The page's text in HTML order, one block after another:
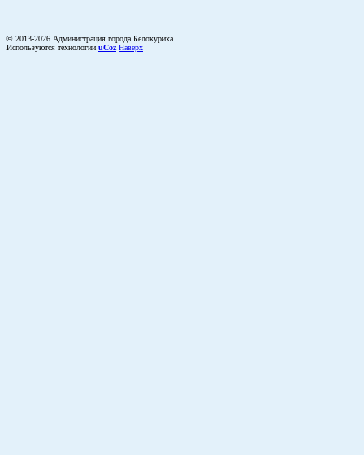
© 2013-2026 Администрация города Белокуриха
Используются технологии uCoz Наверх